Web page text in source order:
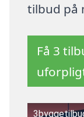
tilbud på
Få 3